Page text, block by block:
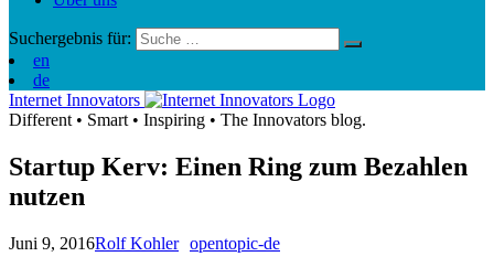
Suchergebnis für:
en
de
Internet Innovators
Different • Smart • Inspiring • The Innovators blog.
Startup Kerv: Einen Ring zum Bezahlen
nutzen
Juni 9, 2016Rolf Kohler opentopic-de